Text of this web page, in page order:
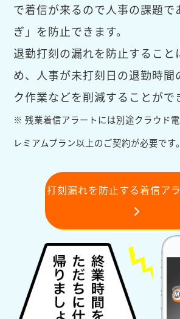
で着信が来るので人事の課題で
ぎ」を防止できます。
退勤打刻の漏れを防止すること
め、人事が未打刻日の退勤時間
ク作業などを削減することがで
※ 残業着信アラートには別途クラウド
レミアムプラン以上のご契約が必要です。
打刻漏れを防止する着信ア